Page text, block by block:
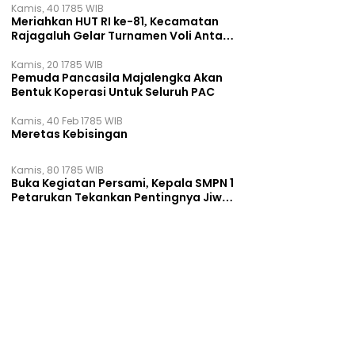
Kamis, 40 1785 WIB
Meriahkan HUT RI ke-81, Kecamatan
Rajagaluh Gelar Turnamen Voli Antar
Kamis, 20 1785 WIB
Pemuda Pancasila Majalengka Akan
Bentuk Koperasi Untuk Seluruh PAC
Kamis, 40 Feb 1785 WIB
Meretas Kebisingan
Kamis, 80 1785 WIB
Buka Kegiatan Persami, Kepala SMPN 1
Petarukan Tekankan Pentingnya Jiwa